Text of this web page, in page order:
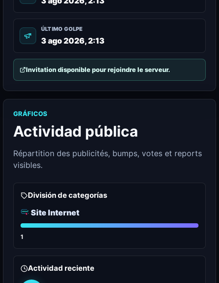
ÚLTIMO GOLPE
3 ago 2026, 2:13
Invitation disponible pour rejoindre le serveur.
GRÁFICOS
Actividad pública
Répartition des publicités, bumps, votes et reports
visibles.
División de categorías
Site Internet
1
Actividad reciente